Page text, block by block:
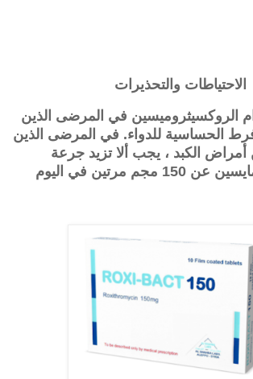
الاحتياطات والتحذيرات
الروكسيثروميسين في المرضى الذين
الحساسية للدواء. في المرضى الذين
أمراض الكبد ، يجب ألا تزيد جرعة
مجم مرتين في اليوم